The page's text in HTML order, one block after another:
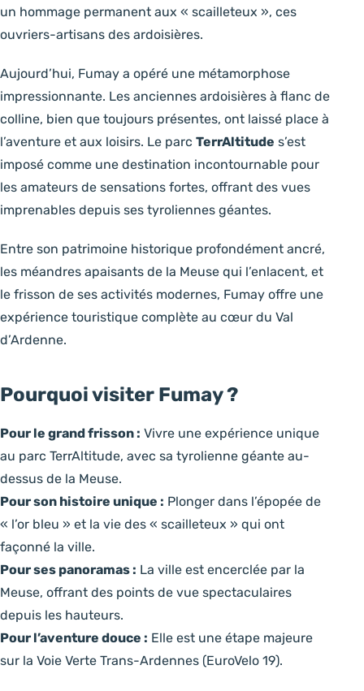
un hommage permanent aux « scailleteux », ces
ouvriers-artisans des ardoisières.
Aujourd’hui, Fumay a opéré une métamorphose
impressionnante. Les anciennes ardoisières à flanc de
colline, bien que toujours présentes, ont laissé place à
l’aventure et aux loisirs. Le parc TerrAltitude s’est
imposé comme une destination incontournable pour
les amateurs de sensations fortes, offrant des vues
imprenables depuis ses tyroliennes géantes.
Entre son patrimoine historique profondément ancré,
les méandres apaisants de la Meuse qui l’enlacent, et
le frisson de ses activités modernes, Fumay offre une
expérience touristique complète au cœur du Val
d’Ardenne.
Pourquoi visiter Fumay ?
Pour le grand frisson : Vivre une expérience unique
au parc TerrAltitude, avec sa tyrolienne géante au-
dessus de la Meuse.
Pour son histoire unique : Plonger dans l’épopée de
« l’or bleu » et la vie des « scailleteux » qui ont
façonné la ville.
Pour ses panoramas : La ville est encerclée par la
Meuse, offrant des points de vue spectaculaires
depuis les hauteurs.
Pour l’aventure douce : Elle est une étape majeure
sur la Voie Verte Trans-Ardennes (EuroVelo 19).